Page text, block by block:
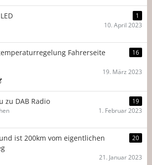
1
10. April 2023
Fahrerseite
16
19. März 2023
zu DAB Radio
19
1. Februar 2023
ist 200km vom eigentlichen
20
21. Januar 2023